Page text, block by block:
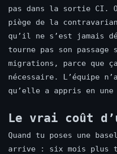
pas dans la sortie CI.
piège de la
qu’il ne s’est jamais
tourne pas son passage
migrations, parce que
nécessaire. L’équipe
qu’elle a appris en
Le vrai coût
Quand tu poses une
arrive : six mois plus